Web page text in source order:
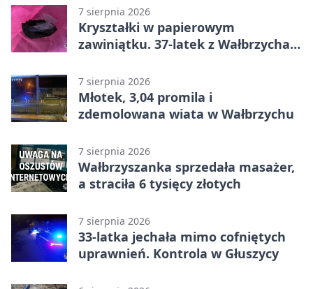
7 sierpnia 2026
Kryształki w papierowym
zawiniątku. 37-latek z Wałbrzycha
7 sierpnia 2026
Młotek, 3,04 promila i
zdemolowana wiata w Wałbrzychu
7 sierpnia 2026
Wałbrzyszanka sprzedała masażer,
a straciła 6 tysięcy złotych
7 sierpnia 2026
33-latka jechała mimo cofniętych
uprawnień. Kontrola w Głuszycy